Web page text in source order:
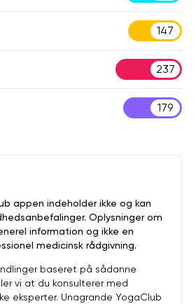
147
237
179
appen indeholder ikke og kan
Oplysninger om
information og ikke en
medicinsk rådgivning.
baseret på sådanne
vi at du konsulterer med
eksperter. Unagrande YogaClub